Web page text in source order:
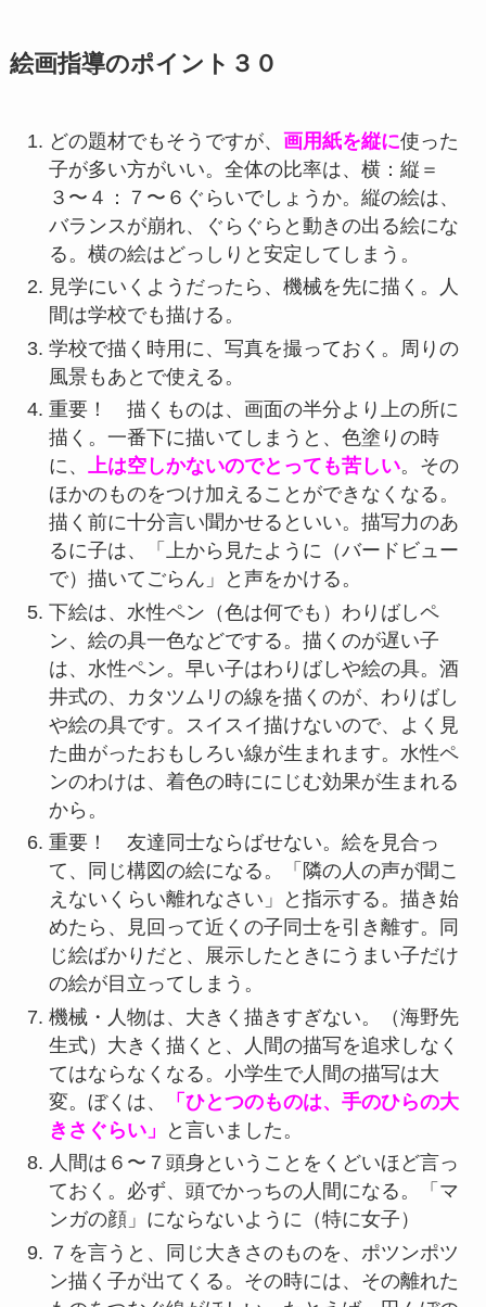
絵画指導のポイント３０
どの題材でもそうですが、 画用紙を縦に使った
子が多い方がいい。全体の比率は、横：縦＝
３〜４：７〜６ぐらいでしょうか。縦の絵は、
バランスが崩れ、ぐらぐらと動きの出る絵にな
る。横の絵はどっしりと安定してしまう。
見学にいくようだったら、機械を先に描く。人
間は学校でも描ける。
学校で描く時用に、写真を撮っておく。周りの
風景もあとで使える。
重要！ 描くものは、画面の半分より上の所に
描く。一番下に描いてしまうと、色塗りの時
に、 上は空しかないのでとっても苦しい。その
ほかのものをつけ加えることができなくなる。
描く前に十分言い聞かせるといい。描写力のあ
るに子は、「上から見たように（バードビュー
で）描いてごらん」と声をかける。
下絵は、水性ペン（色は何でも）わりばしペ
ン、絵の具一色などでする。描くのが遅い子
は、水性ペン。早い子はわりばしや絵の具。酒
井式の、カタツムリの線を描くのが、わりばし
や絵の具です。スイスイ描けないので、よく見
た曲がったおもしろい線が生まれます。水性ペ
ンのわけは、着色の時ににじむ効果が生まれる
から。
重要！ 友達同士ならばせない。絵を見合っ
て、同じ構図の絵になる。「隣の人の声が聞こ
えないくらい離れなさい」と指示する。描き始
めたら、見回って近くの子同士を引き離す。同
じ絵ばかりだと、展示したときにうまい子だけ
の絵が目立ってしまう。
機械・人物は、大きく描きすぎない。（海野先
生式）大きく描くと、人間の描写を追求しなく
てはならなくなる。小学生で人間の描写は大
変。ぼくは、
「ひとつのものは、手のひらの大
きさぐらい」
と言いました。
人間は６〜７頭身ということをくどいほど言っ
ておく。必ず、頭でかっちの人間になる。「マ
ンガの顔」にならないように（特に女子）
７を言うと、同じ大きさのものを、ポツンポツ
ン描く子が出てくる。その時には、その離れた